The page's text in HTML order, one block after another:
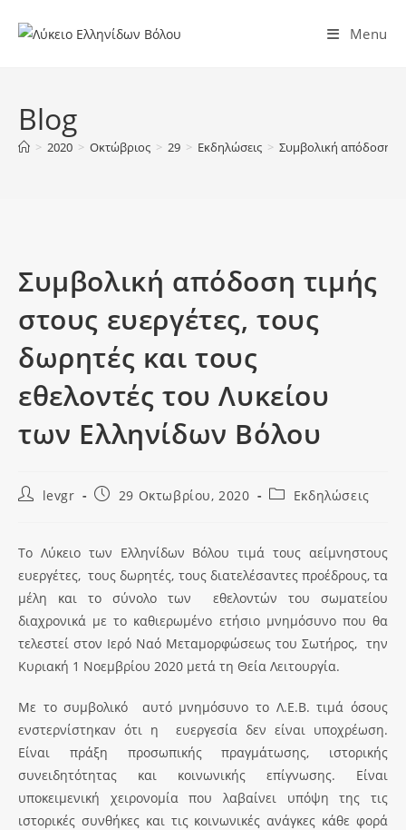
Menu
Blog
> 2020 > Οκτώβριος > 29 > Εκδηλώσεις > Συμβολική απόδοση
Συμβολική απόδοση τιμής
στους ευεργέτες, τους
δωρητές και τους
εθελοντές του Λυκείου
των Ελληνίδων Βόλου
levgr 29 Οκτωβρίου, 2020 Εκδηλώσεις
To Λύκειο των Ελληνίδων Βόλου τιμά τους αείμνηστους
ευεργέτες, τους δωρητές, τους διατελέσαντες προέδρους, τα
μέλη και το σύνολο των εθελοντών του σωματείου
διαχρονικά με το καθιερωμένο ετήσιο μνημόσυνο που θα
τελεστεί στον Ιερό Ναό Μεταμορφώσεως του Σωτήρος, την
Κυριακή 1 Noεμβρίου 2020 μετά τη Θεία Λειτουργία.
Με το συμβολικό αυτό μνημόσυνο το Λ.Ε.Β. τιμά όσους
ενστερνίστηκαν ότι η ευεργεσία δεν είναι υποχρέωση.
Είναι πράξη προσωπικής πραγμάτωσης, ιστορικής
συνειδητότητας και κοινωνικής επίγνωσης. Είναι
υποκειμενική χειρονομία που λαβαίνει υπόψη της τις
ιστορικές συνθήκες και τις κοινωνικές ανάγκες κάθε φορά